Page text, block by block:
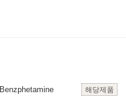
Benzphetamine 해당제품